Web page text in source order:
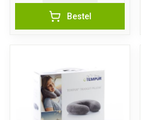
Bestel